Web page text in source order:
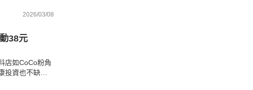
2026/03/08
38元
店如CoCo粉角
投資也不缺